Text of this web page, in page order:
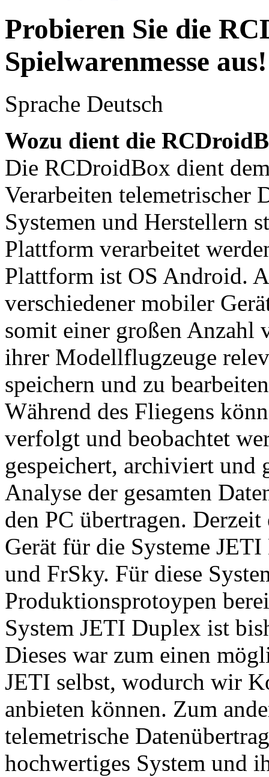
Probieren Sie die
Spielwarenmesse aus!
Sprache Deutsch
Wozu dient die
Die RCDroidBox dient
Verarbeiten telemetrischer
Systemen und Herstellern
Plattform verarbeitet
Plattform ist OS Android.
verschiedener mobiler
somit einer großen Anzahl
ihrer Modellflugzeuge
speichern und zu
Während des Fliegens
verfolgt und beobachtet
gespeichert, archiviert und
Analyse der gesamten
den PC übertragen.
Gerät für die Systeme
und FrSky. Für diese
Produktionsprotoypen
System JETI Duplex ist
Dieses war zum einen
JETI selbst, wodurch wir
anbieten können. Zum
telemetrische
hochwertiges System und